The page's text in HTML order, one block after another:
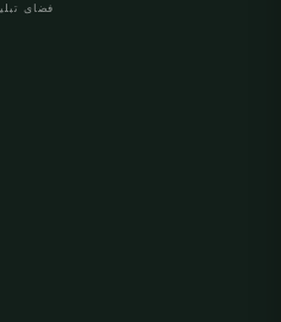
فضای